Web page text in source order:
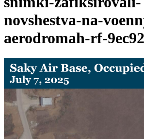
novshestva-na-
aerodromah-rf-